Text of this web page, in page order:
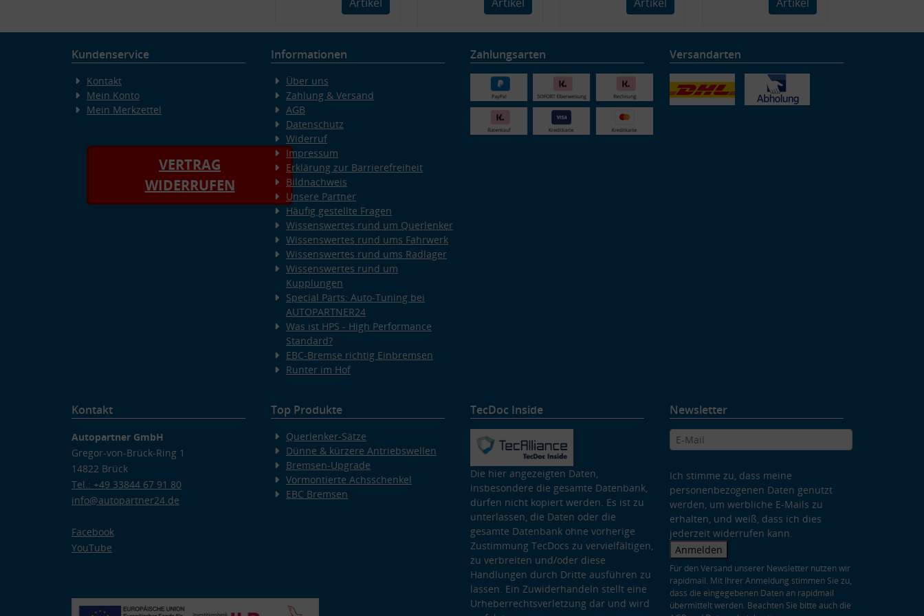
Kundenservice
Kontakt
Mein Konto
Mein Merkzettel
VERTRAG
WIDERRUFEN
Informationen
Über uns
Zahlung & Versand
AGB
Datenschutz
Widerruf
Impressum
Erklärung zur Barrierefreiheit
Bildnachweis
Unsere Partner
Häufig gestellte Fragen
Wissenswertes rund um Querlenker
Wissenswertes rund ums Fahrwerk
Wissenswertes rund ums Radlager
Wissenswertes rund um
Kupplungen
Special Parts: Auto-Tuning bei
AUTOPARTNER24
Was ist HPS - High Performance
Standard?
EBC-Bremse richtig Einbremsen
Runter im Hof
Zahlungsarten Versandarten
Kontakt
Autopartner GmbH
Gregor-von-Brück-Ring 1
14822 Brück
Tel.: +49 33844 67 91 80
info@autopartner24.de
Facebook
YouTube
Top Produkte
Querlenker-Sätze
Dünne & kürzere Antriebswellen
Bremsen-Upgrade
Vormontierte Achsschenkel
EBC Bremsen
TecDoc Inside
Die hier angezeigten Daten,
insbesondere die gesamte Datenbank,
dürfen nicht kopiert werden. Es ist zu
unterlassen, die Daten oder die
gesamte Datenbank ohne vorherige
Zustimmung TecDocs zu vervielfältigen,
zu verbreiten und/oder diese
Handlungen durch Dritte ausführen zu
lassen. Ein Zuwiderhandeln stellt eine
Urheberrechtsverletzung dar und wird
Newsletter
Ich stimme zu, dass meine
personenbezogenen Daten genutzt
werden, um werbliche E-Mails zu
erhalten, und weiß, dass ich dies
jederzeit widerrufen kann.
Anmelden
Für den Versand unserer Newsletter nutzen wir
rapidmail. Mit Ihrer Anmeldung stimmen Sie zu,
dass die eingegebenen Daten an rapidmail
übermittelt werden. Beachten Sie bitte auch die